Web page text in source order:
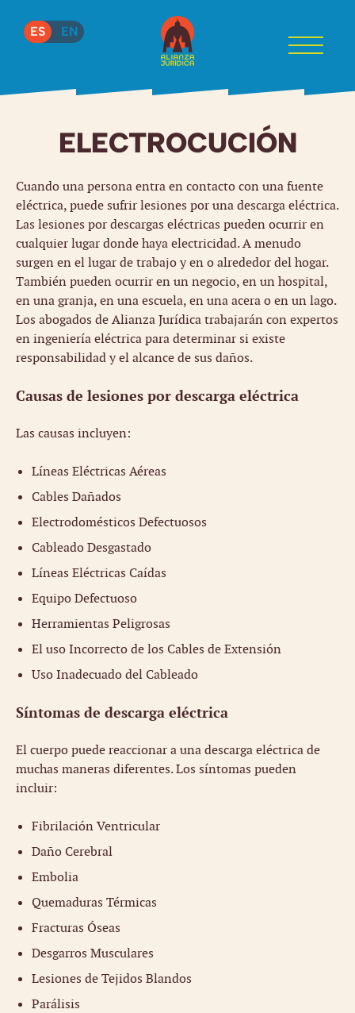
ES EN
ELECTROCUCIÓN
Cuando una persona entra en contacto con una fuente
eléctrica, puede sufrir lesiones por una descarga eléctrica.
Las lesiones por descargas eléctricas pueden ocurrir en
cualquier lugar donde haya electricidad. A menudo
surgen en el lugar de trabajo y en o alrededor del hogar.
También pueden ocurrir en un negocio, en un hospital,
en una granja, en una escuela, en una acera o en un lago.
Los abogados de Alianza Jurídica trabajarán con expertos
en ingeniería eléctrica para determinar si existe
responsabilidad y el alcance de sus daños.
Causas de lesiones por descarga eléctrica
Las causas incluyen:
Líneas Eléctricas Aéreas
Cables Dañados
Electrodomésticos Defectuosos
Cableado Desgastado
Líneas Eléctricas Caídas
Equipo Defectuoso
Herramientas Peligrosas
El uso Incorrecto de los Cables de Extensión
Uso Inadecuado del Cableado
Síntomas de descarga eléctrica
El cuerpo puede reaccionar a una descarga eléctrica de
muchas maneras diferentes. Los síntomas pueden
incluir:
Fibrilación Ventricular
Daño Cerebral
Embolia
Quemaduras Térmicas
Fracturas Óseas
Desgarros Musculares
Lesiones de Tejidos Blandos
Parálisis